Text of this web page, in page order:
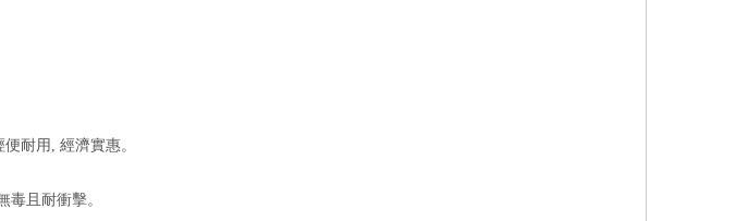
耐用, 經濟實惠。
且耐衝擊。